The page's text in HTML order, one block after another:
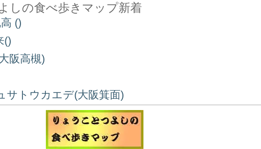
しの食べ歩きマップ新着
()
()
阪高槻)
サトウカエデ(大阪箕面)